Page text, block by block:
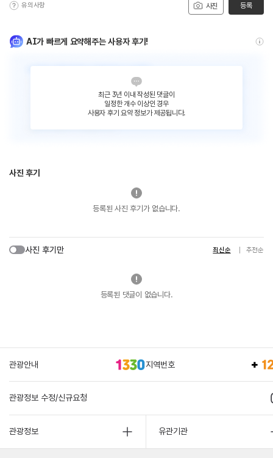
사진
유의사항 등록
AI가 빠르게 요약해주는 사용자 후기!
최근 3년 이내 작성된 댓글이
일정한 개수 이상인 경우
사용자 후기 요약 정보가 제공됩니다.
사진 후기
등록된 사진 후기가 없습니다.
사진 후기만 최신순 추천순
등록된 댓글이 없습니다.
관광안내 지역번호
관광정보 수정/신규요청
관광정보 유관기관